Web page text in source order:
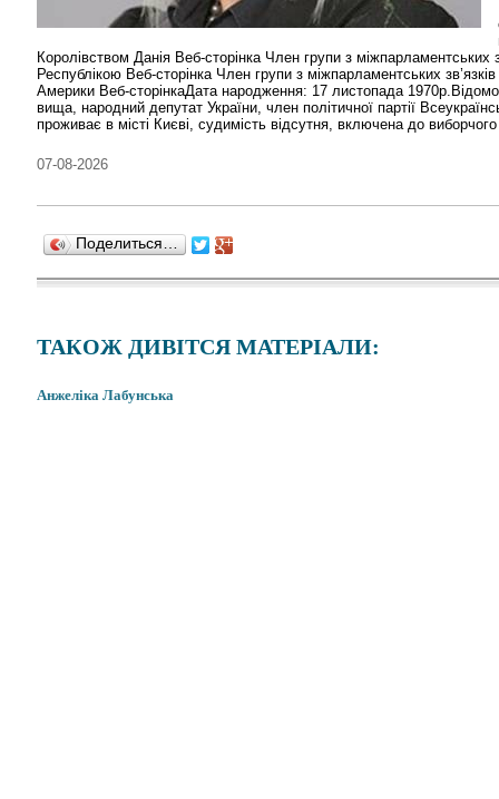
Королівством Данія Веб-сторінка Член групи з міжпарламентських
Республікою Веб-сторінка Член групи з міжпарламентських
Америки Веб-сторінкаДата народження: 17 листопада
вища, народний депутат України, член політичної партії
проживає в місті Києві, судимість відсутня, включена до
07-08-2026
Поделиться…
ТАКОЖ ДИВІТСЯ МАТЕРІАЛИ:
Анжеліка Лабунська